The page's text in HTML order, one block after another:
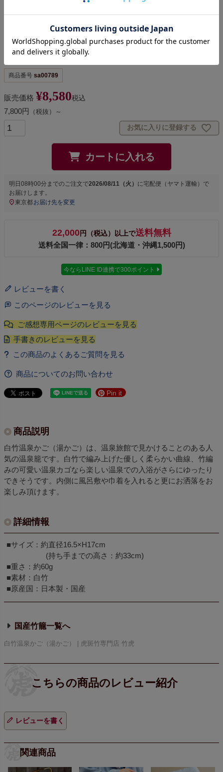
白竹温泉かご（湯かご）
商品番号 sa00789
販売価格 ¥8,580税込
7,800円 （税抜）～
お気に入りに登録する
カートに入れる
明日 08時00分 までのご注文で2026/08/11（火） に宅配便（ヤマト運輸） で
お届けします。
東京都お届け先を変更
22,000円（税込）以上で送料無料
送料全国一律：800円(北海道・沖縄1,500円)
今ならLINE ID連携で300ポイント
レビューを書く
このページのレビューを見る
商品についてのお問い合わせ
Pin it
商品説明
白竹温泉かご（湯かご）は、温泉旅館で見かけることのある人
気の温泉籠です。白竹で編み上げた優しく柔らかい曲線、竹編
みの可愛い温泉カゴなら楽しい温泉での入浴がさらにゆったり
できそうです。内側に風呂敷や巾着を入れると更にお洒落をお
楽しみ頂けます。
詳細情報
■サイズ：約直径16.5×H17cm
(持ち手までの高さ：約33cm)
■重さ：約60g
■素材：白竹
■原産国：日本製・国産
国産竹籠
白竹温泉かご（湯かご） | 虎斑竹専門店 竹虎
レビューを書く
関連商品